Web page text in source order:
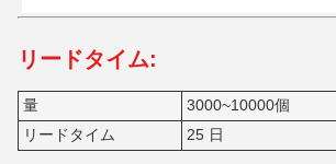
リードタイム:
量
3000~10000個
リードタイム
25 日